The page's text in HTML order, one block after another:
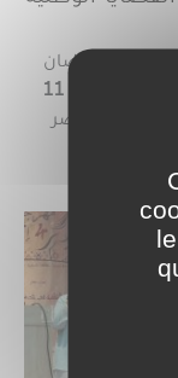
لاحتضان
منتدى المكتبات الوطنية الإفريقية من 10 الى 11
في العصر